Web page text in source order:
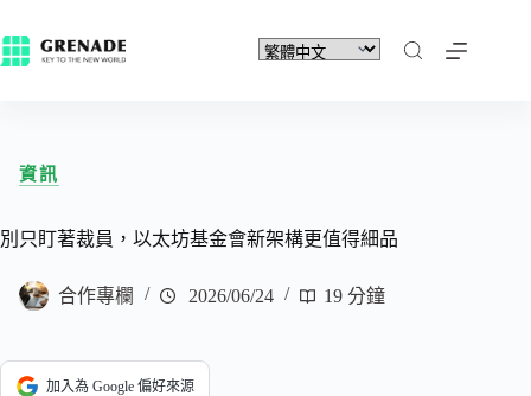
資訊
別只盯著裁員，以太坊基金會新架構更值得細品
合作專欄 2026/06/24 19 分鐘
加入為 Google 偏好來源